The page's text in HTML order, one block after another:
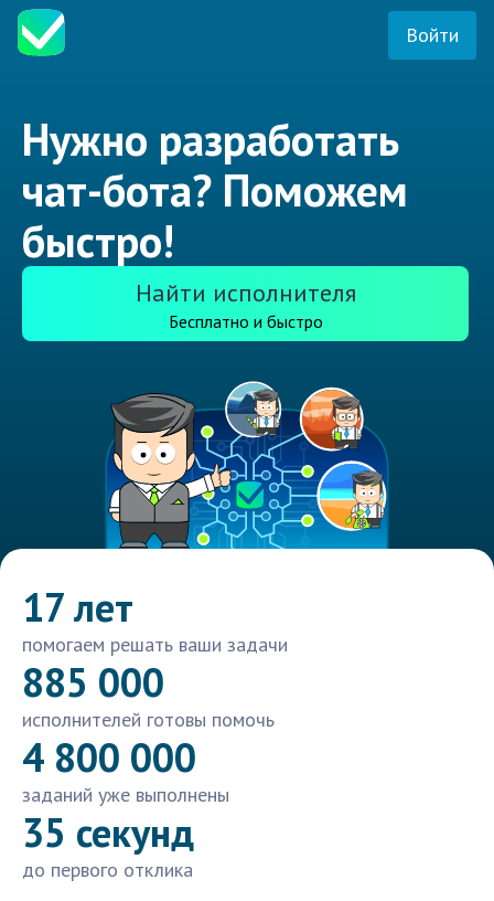
Войти
Нужно разработать
чат-бота? Поможем
быстро!
Найти исполнителя
Бесплатно и быстро
17 лет
помогаем решать ваши задачи
885 000
исполнителей готовы помочь
4 800 000
заданий уже выполнены
35 секунд
до первого отклика